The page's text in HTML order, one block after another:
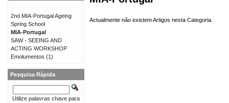
Actualmente não existem Artigos nesta Categoria.
2nd MIA-Portugal Ageing
Spring School
MIA-Portugal
SAW - SEEING AND
ACTING WORKSHOP
Emolumentos (1)
Pesquisa Rápida
Utilize palavras chave para